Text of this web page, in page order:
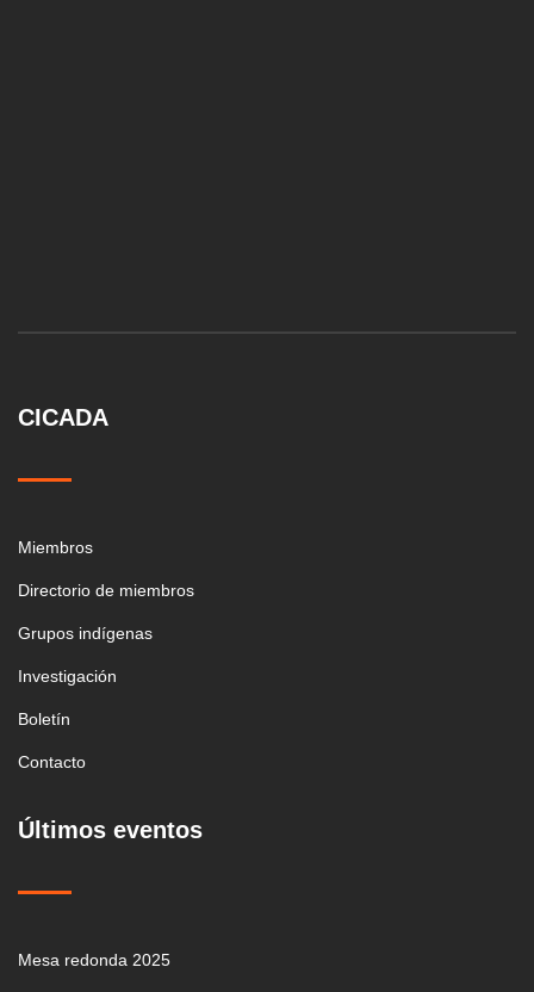
CICADA
Miembros
Directorio de miembros
Grupos indígenas
Investigación
Boletín
Contacto
Últimos eventos
Mesa redonda 2025